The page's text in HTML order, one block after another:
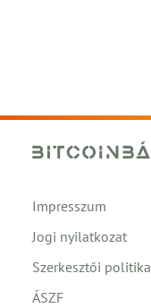
Impresszum
Jogi nyilatkozat
Szerkesztői politika
ÁSZF